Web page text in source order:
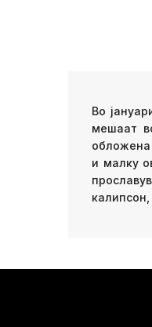
Во
мешаат
обложена
и малку